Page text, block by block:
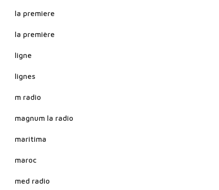
la premiere
la première
ligne
lignes
m radio
magnum la radio
maritima
maroc
med radio